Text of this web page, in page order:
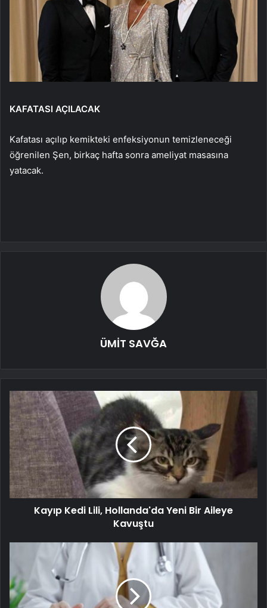
KAFATASI AÇILACAK
Kafatası açılıp kemikteki enfeksiyonun temizleneceği
öğrenilen Şen, birkaç hafta sonra ameliyat masasına
yatacak.
ÜMİT SAVĞA
Kayıp Kedi Lili, Hollanda'da Yeni Bir Aileye
Kavuştu